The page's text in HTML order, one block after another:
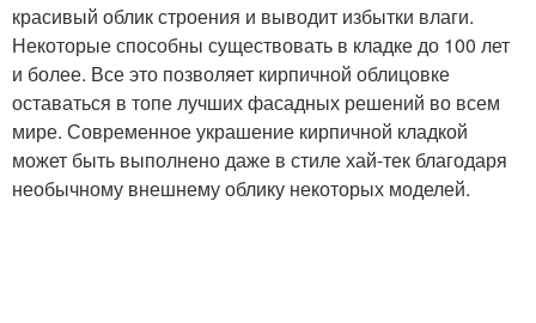
красивый облик строения и выводит избытки влаги.
Некоторые способны существовать в кладке до 100 лет
и более. Все это позволяет кирпичной облицовке
оставаться в топе лучших фасадных решений во всем
мире. Современное украшение кирпичной кладкой
может быть выполнено даже в стиле хай-тек благодаря
необычному внешнему облику некоторых моделей.